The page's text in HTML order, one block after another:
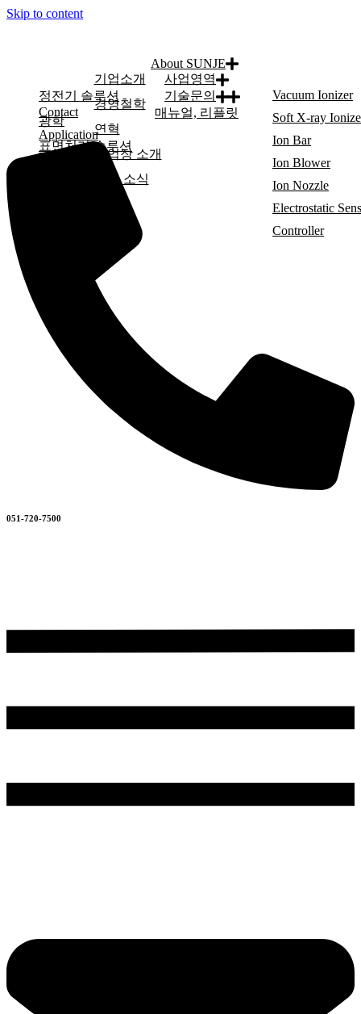
Skip to content
About SUNJE
기업소개
경영철학
연혁
사업장 소개
선재 소식
사업영역
정전기 솔루션
Vacuum Ionizer
Soft X-ray
Ion Bar
Ion Blower
Ion Nozzle
Electrostatic
Controller
광학
표면처리 솔루션
기술문의
Contact
Application
YouTube
매뉴얼, 리플릿
051-720-7500